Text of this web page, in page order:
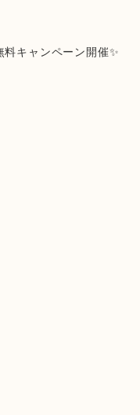
料キャンペーン開催✨